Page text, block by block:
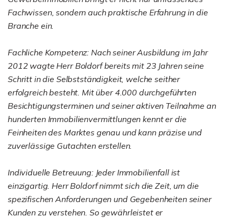
Fachwissen, sondern auch praktische Erfahrung in die
Branche ein.
Fachliche Kompetenz: Nach seiner Ausbildung im Jahr
2012 wagte Herr Boldorf bereits mit 23 Jahren seine
Schritt in die Selbstständigkeit, welche seither
erfolgreich besteht. Mit über 4.000 durchgeführten
Besichtigungsterminen und seiner aktiven Teilnahme an
hunderten Immobilienvermittlungen kennt er die
Feinheiten des Marktes genau und kann präzise und
zuverlässige Gutachten erstellen.
Individuelle Betreuung: Jeder Immobilienfall ist
einzigartig. Herr Boldorf nimmt sich die Zeit, um die
spezifischen Anforderungen und Gegebenheiten seiner
Kunden zu verstehen. So gewährleistet er